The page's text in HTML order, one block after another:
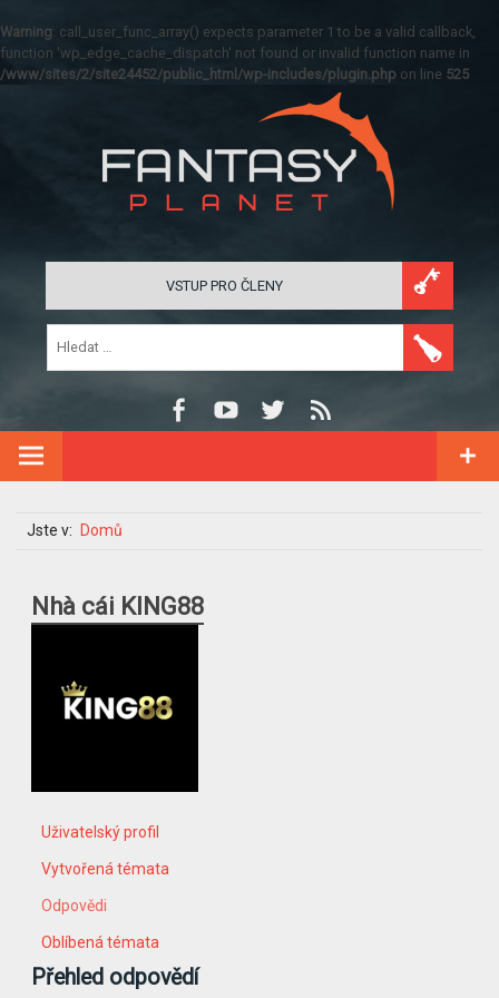
Warning: call_user_func_array() expects parameter 1 to be a valid callback,
function 'wp_edge_cache_dispatch' not found or invalid function name in
/www/sites/2/site24452/public_html/wp-includes/plugin.php on line 525
VSTUP PRO ČLENY
Jste v: Domů
Nhà cái KING88
Uživatelský profil
Vytvořená témata
Odpovědi
Oblíbená témata
Přehled odpovědí